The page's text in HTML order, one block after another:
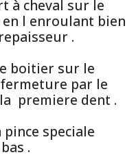
à cheval sur le
l enroulant bien
.
boitier sur le
par le
premiere dent .
speciale
.